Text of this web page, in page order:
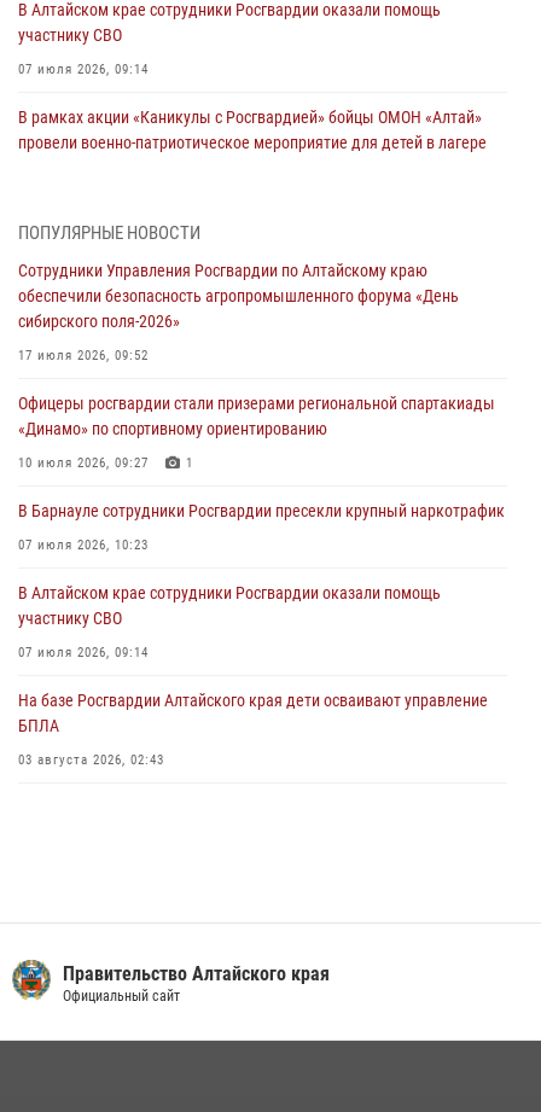
В Алтайском крае сотрудники Росгвардии оказали помощь
участнику СВО
07 июля 2026, 09:14
В рамках акции «Каникулы с Росгвардией» бойцы ОМОН «Алтай»
провели военно-патриотическое мероприятие для детей в лагере
акции «Коробка храбрости»
Сотрудники Росгвардии провели встречу с юными пограничниками
03 июля 2026, 04:03
Управление Росгвардии по Алтайскому краю провело для детей
02 июля 2026, 00:55
Алтайскому краю подведены итоги «прямой линии»
01 июля 2026, 07:49
ПОПУЛЯРНЫЕ НОВОСТИ
Сотрудники Управления Росгвардии по Алтайскому краю
обеспечили безопасность агропромышленного форума «День
сибирского поля-2026»
17 июля 2026, 09:52
Офицеры росгвардии стали призерами региональной спартакиады
«Динамо» по спортивному ориентированию
10 июля 2026, 09:27 1
В Барнауле сотрудники Росгвардии пресекли крупный наркотрафик
07 июля 2026, 10:23
В Алтайском крае сотрудники Росгвардии оказали помощь
участнику СВО
07 июля 2026, 09:14
На базе Росгвардии Алтайского края дети осваивают управление
БПЛА
03 августа 2026, 02:43
Правительство Алтайского края
Официальный сайт